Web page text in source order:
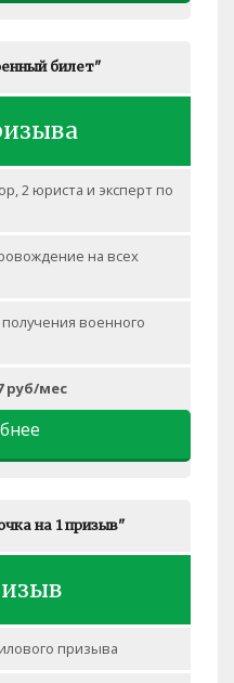
билет"
2 юриста и эксперт по
на всех
военного
руб/мес
на 1 призыв"
призыва